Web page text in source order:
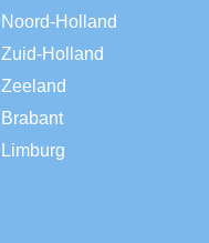
Noord-Holland
Zuid-Holland
Zeeland
Brabant
Limburg